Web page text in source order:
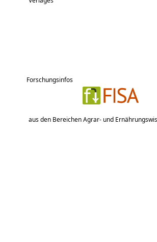
Forschungsinfos
aus den Bereichen Agrar- und